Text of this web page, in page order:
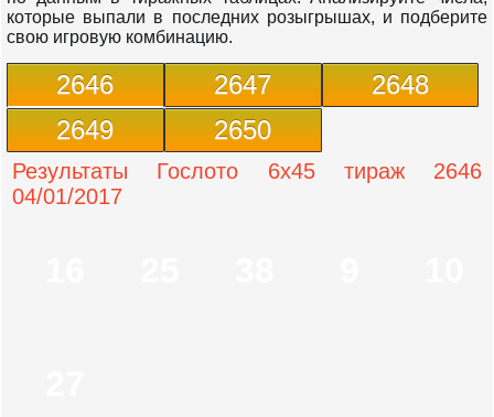
которые выпали в последних розыгрышах, и подберите
свою игровую комбинацию.
2646 2647
2648
2649
2650
Результаты Гослото 6x45 тираж 2646
04/01/2017